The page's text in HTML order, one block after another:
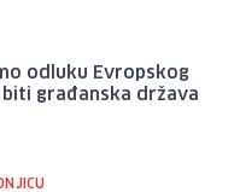
odluku Evropskog
biti građanska država